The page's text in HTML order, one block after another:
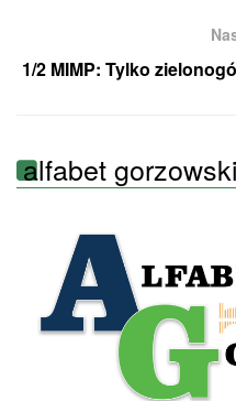
1/2 MIMP: Tylko
alfabet gorzowski